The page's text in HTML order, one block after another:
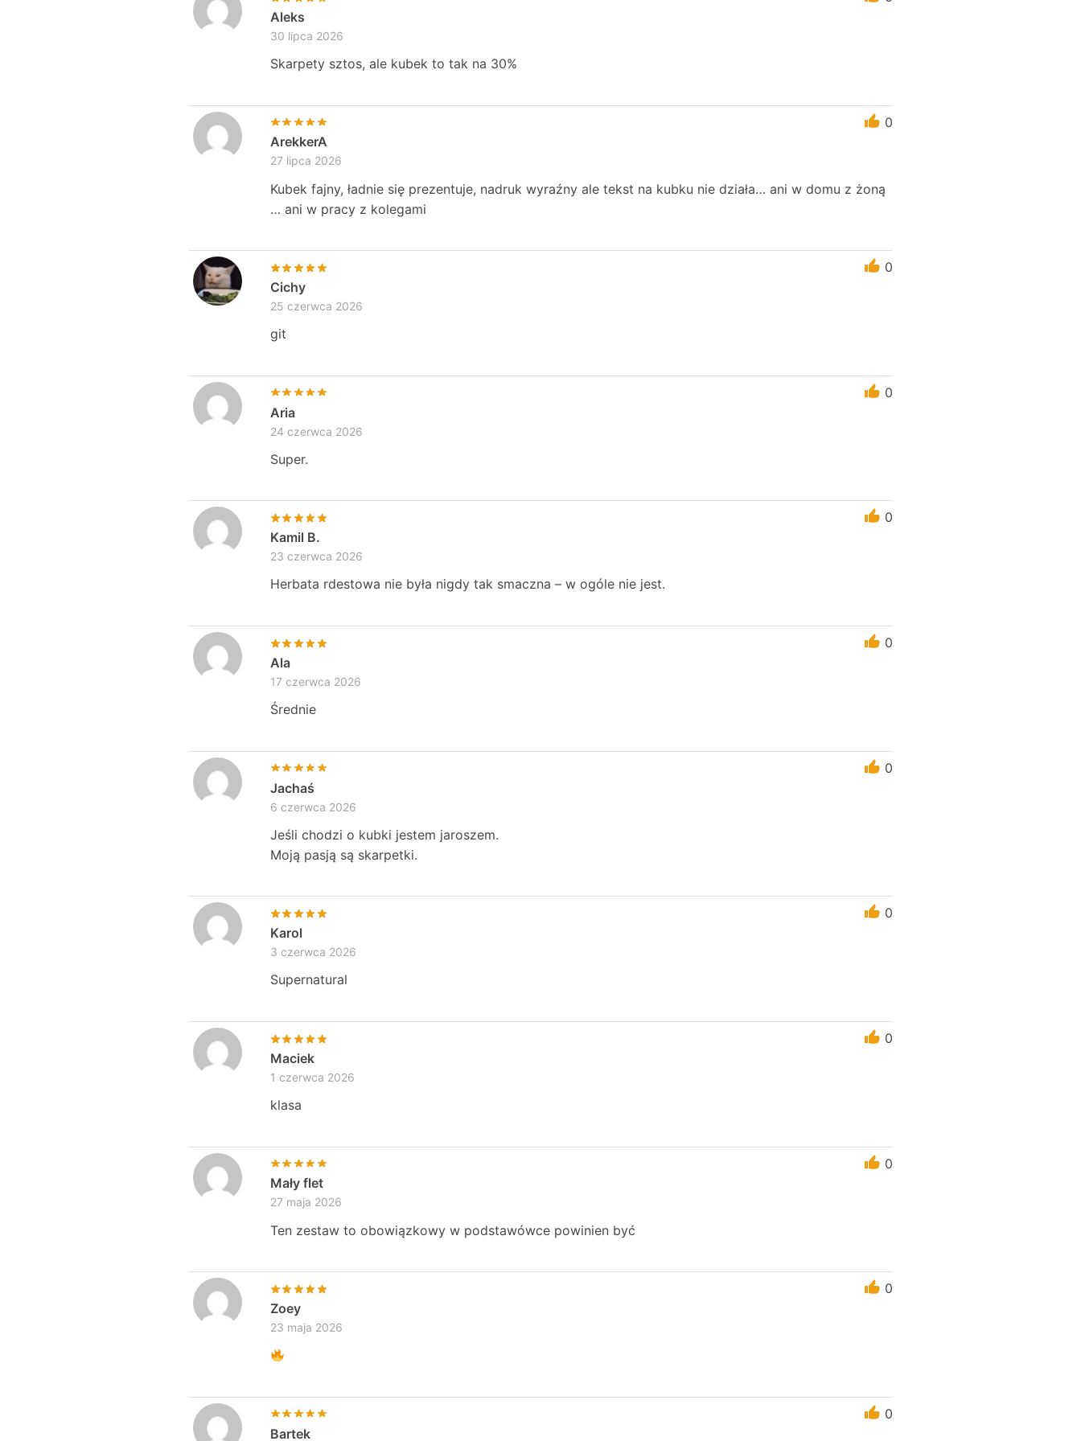
Aleks
30 lipca 2026
Skarpety sztos, ale kubek to tak na 30%
0
ArekkerA
27 lipca 2026
Kubek fajny, ładnie się prezentuje, nadruk wyraźny ale tekst na kubku nie działa… ani w domu z żoną
… ani w pracy z kolegami
0
Cichy
25 czerwca 2026
git
0
Aria
24 czerwca 2026
Super.
0
Kamil B.
23 czerwca 2026
Herbata rdestowa nie była nigdy tak smaczna – w ogóle nie jest.
0
Ala
17 czerwca 2026
Średnie
0
Jachaś
6 czerwca 2026
Jeśli chodzi o kubki jestem jaroszem.
Moją pasją są skarpetki.
0
Karol
3 czerwca 2026
Supernatural
0
Maciek
1 czerwca 2026
klasa
0
Mały flet
27 maja 2026
Ten zestaw to obowiązkowy w podstawówce powinien być
0
Zoey
23 maja 2026
0
Bartek